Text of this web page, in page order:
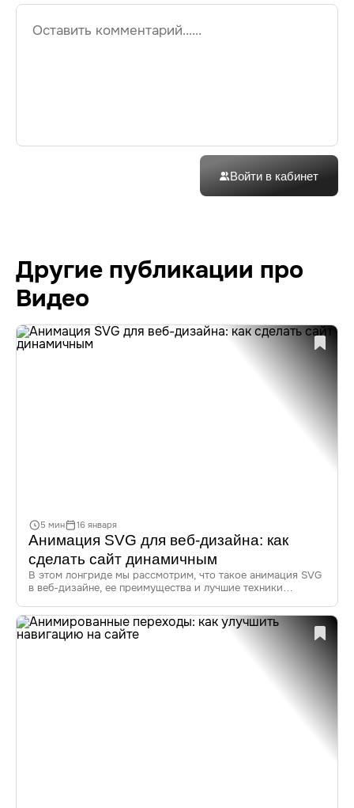
Войти в кабинет
Другие публикации про
Видео
Анимация SVG для веб-дизайна: как
сделать сайт динамичным
В этом лонгриде мы рассмотрим, что такое анимация SVG
в веб-дизайне, ее преимущества и лучшие техники
инструменты использовать и как оптимизировать
анимацию для повышения производительности.
Погрузитесь в мир динамичной графики!
5 мин 16 января